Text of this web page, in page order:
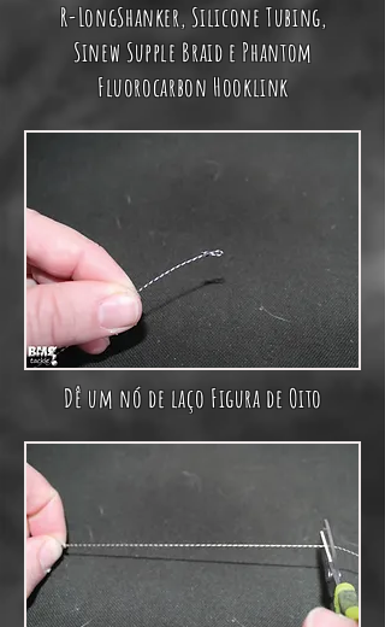
R-LongShanker, Silicone Tubing,
Sinew Supple Braid e Phantom
Fluorocarbon Hooklink
Dê um nó de laço Figura de Oito